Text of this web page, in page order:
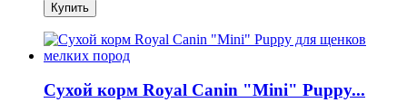
Сухой корм Royal Canin "Mini" Puppy...